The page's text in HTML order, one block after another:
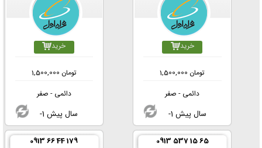
خرید
1,500,000 تومان
دائمی - صفر
-1 سال پیش
خرید
1,500,000 تومان
دائمی - صفر
-1 سال پیش
0913 537 15 65
0913 66 44 179